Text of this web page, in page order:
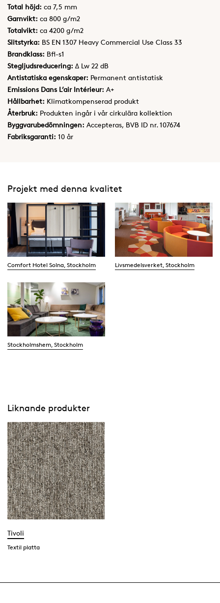
Total höjd: ca 7,5 mm
Garnvikt: ca 800 g/m2
Totalvikt: ca 4200 g/m2
Slitstyrka: BS EN 1307 Heavy Commercial Use Class 33
Brandklass: Bfl-s1
Stegljudsreducering: Δ Lw 22 dB
Antistatiska egenskaper: Permanent antistatisk
Emissions Dans L’air Intérieur: A+
Hållbarhet: Klimatkompenserad produkt
Återbruk: Produkten ingår i vår cirkulära kollektion
Byggvarubedömningen: Accepteras, BVB ID nr. 107674
Fabriksgaranti: 10 år
Projekt med denna kvalitet
Comfort Hotel Solna, Stockholm Livsmedelsverket, Stockholm
Stockholmshem, Stockholm
Liknande produkter
Tivoli
Textil platta